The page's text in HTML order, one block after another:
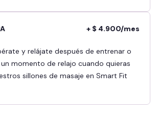
+ $ 4.900/mes
momento de relajo cuando quieras
sillones de masaje en Smart Fit